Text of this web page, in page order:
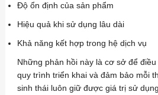
Độ ổn định của sản phẩm
Hiệu quả khi sử dụng lâu dài
Khả năng kết hợp trong hệ dịch vụ
Những phản hồi này là cơ sở để
quy trình triển khai và đảm bảo mỗi
sinh thái luôn giữ được giá trị sử